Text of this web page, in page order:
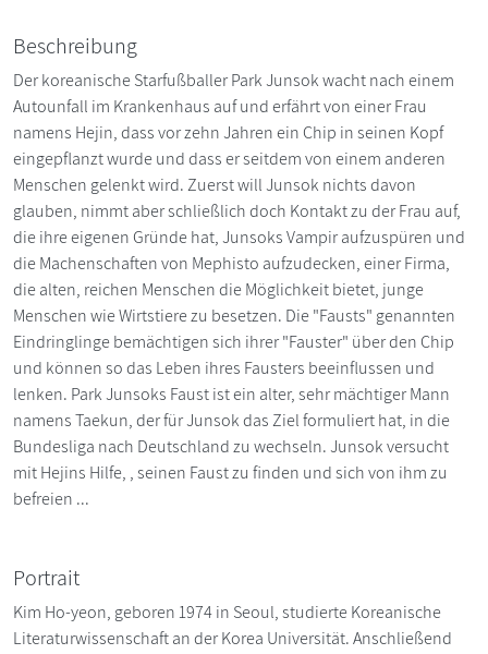
Beschreibung
Der koreanische Starfußballer Park Junsok wacht nach einem
Autounfall im Krankenhaus auf und erfährt von einer Frau
namens Hejin, dass vor zehn Jahren ein Chip in seinen Kopf
eingepflanzt wurde und dass er seitdem von einem anderen
Menschen gelenkt wird. Zuerst will Junsok nichts davon
glauben, nimmt aber schließlich doch Kontakt zu der Frau auf,
die ihre eigenen Gründe hat, Junsoks Vampir aufzuspüren und
die Machenschaften von Mephisto aufzudecken, einer Firma,
die alten, reichen Menschen die Möglichkeit bietet, junge
Menschen wie Wirtstiere zu besetzen. Die "Fausts" genannten
Eindringlinge bemächtigen sich ihrer "Fauster" über den Chip
und können so das Leben ihres Fausters beeinflussen und
lenken. Park Junsoks Faust ist ein alter, sehr mächtiger Mann
namens Taekun, der für Junsok das Ziel formuliert hat, in die
Bundesliga nach Deutschland zu wechseln. Junsok versucht
mit Hejins Hilfe, , seinen Faust zu finden und sich von ihm zu
befreien ...
Portrait
Kim Ho-yeon, geboren 1974 in Seoul, studierte Koreanische
Literaturwissenschaft an der Korea Universität. Anschließend